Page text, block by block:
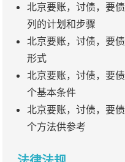
北京要账，讨债，要
列的计划和步骤
北京要账，讨债，要
形式
北京要账，讨债，要
个基本条件
北京要账，讨债，要
个方法供参考